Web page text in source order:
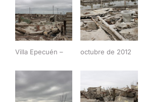
Villa Epecuén – octubre de 2012